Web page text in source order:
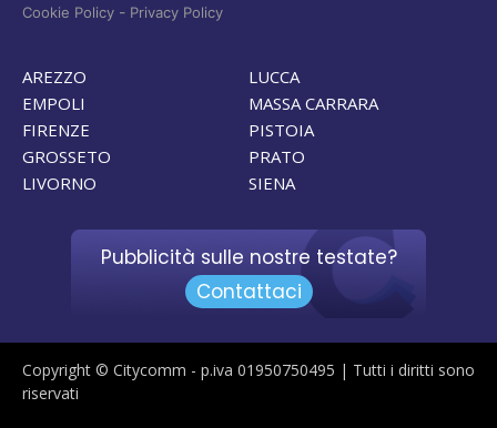
Cookie Policy - Privacy Policy
AREZZO
EMPOLI
FIRENZE
GROSSETO
LIVORNO
LUCCA
MASSA CARRARA
PISTOIA
PRATO
SIENA
Pubblicità sulle nostre testate?
Contattaci
Copyright © Citycomm - p.iva 01950750495 | Tutti i diritti sono
riservati